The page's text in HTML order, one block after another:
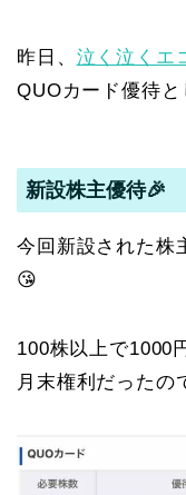
昨日、 泣く泣くエ
QUOカード優待と
新設株主優待🎉
今回新設された株
😘
100株以上で1000
月末権利だったの